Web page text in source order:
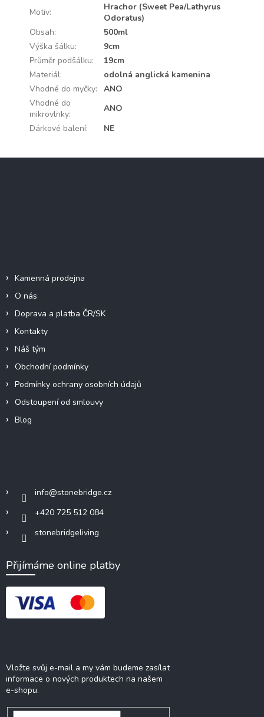
Motiv:
Hrachor (Sweet Pea/Lathyrus
Odoratus)
Obsah:
500ml
Výška šálku:
9cm
Průměr podšálku:
19cm
Materiál:
odolná anglická kamenina
Vhodné do myčky:
ANO
Vhodné do
mikrovlnky:
ANO
Dárkové balení: NE
Z
Kamenná prodejna
O nás
Doprava a platba ČR/SK
Kontakty
Náš tým
Obchodní podmínky
Podmínky ochrany osobních údajů
Odstoupení od smlouvy
Blog
info@stonebridge.cz
+420 725 512 084
stonebridgeliving
Přijímáme online platby
Vložte svůj e-mail a my vám budeme zasílat
informace o nových produktech na našem
e-shopu.